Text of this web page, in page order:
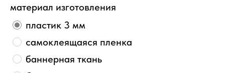
материал изготовления
пластик 3 мм
самоклеящаяся пленка
баннерная ткань